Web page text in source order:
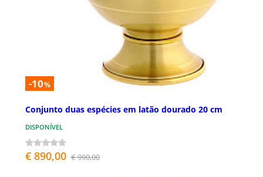
-10%
Conjunto duas espécies em latão dourado 20 cm
DISPONÍVEL
€ 890,00 € 990,00